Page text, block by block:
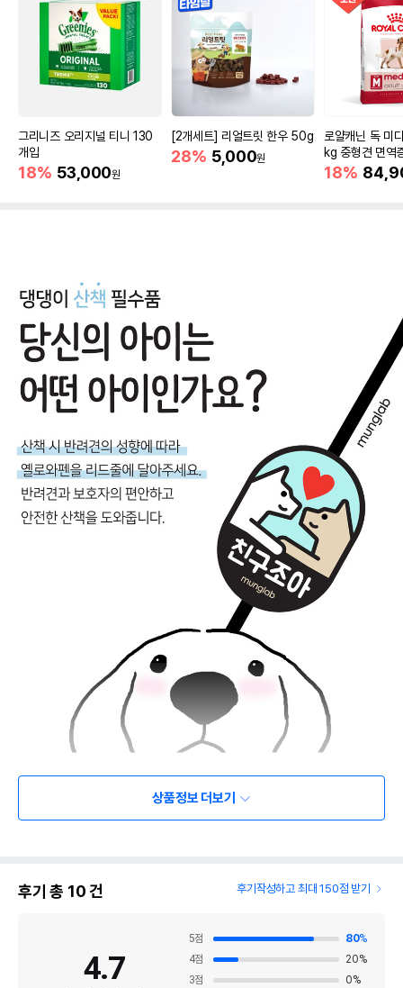
그리니즈 오리지널 티니 130
개입
18% 53,000원
[2개세트] 리얼트릿 한우 50g
28% 5,000원
로얄캐닌 독 미
kg 중형견 면역
18%
상품정보 더보기
후기 총 10건 후기작성하고 최대 150점 받기
4.7
5점 80%
4점 20%
3점 0%